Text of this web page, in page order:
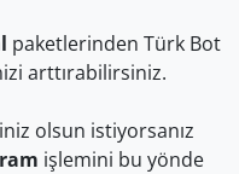
paketlerinden Türk Bot
arttırabilirsiniz.
olsun istiyorsanız
işlemini bu yönde